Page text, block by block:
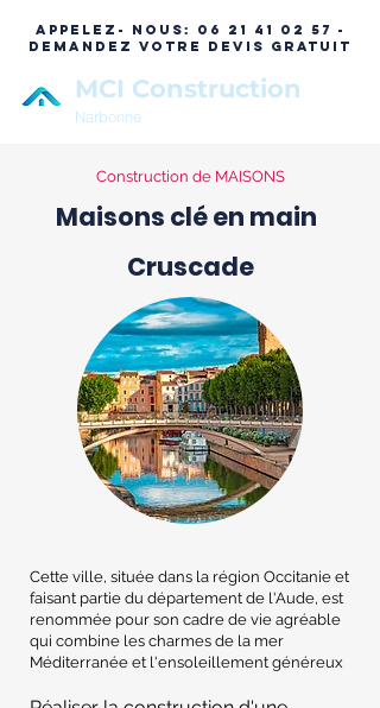
APPELEZ- NOUS:
06 21 41 02 57 -
DEMANDEZ VOTRE DEVIS GRATUIT
MCI Construction
Narbonne
Construction de MAISONS
Maisons clé en main
Cruscade
Cette ville, située dans la région Occitanie et
faisant partie du département de l'Aude, est
renommée pour son cadre de vie agréable
qui combine les charmes de la mer
Méditerranée et l'ensoleillement généreux